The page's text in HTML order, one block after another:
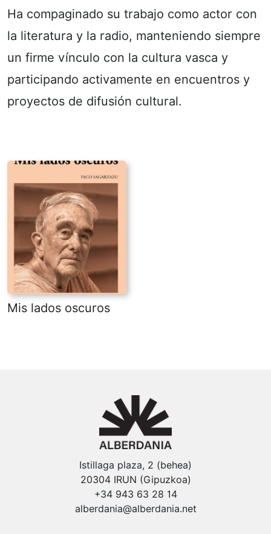
Ha compaginado su trabajo como actor con
la literatura y la radio, manteniendo siempre
un firme vínculo con la cultura vasca y
participando activamente en encuentros y
proyectos de difusión cultural.
Mis lados oscuros
Istillaga plaza, 2 (behea)
20304 IRUN (Gipuzkoa)
+34 943 63 28 14
alberdania@alberdania.net